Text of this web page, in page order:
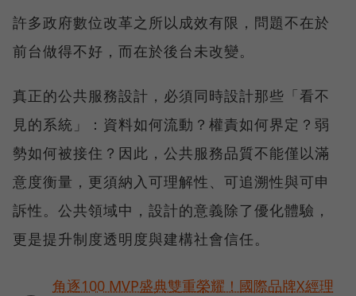
許多政府數位改革之所以成效有限，問題不在於
前台做得不好，而在於後台未改變。
真正的公共服務設計，必須同時設計那些「看不
見的系統」：資料如何流動？權責如何界定？弱
勢如何被接住？因此，公共服務品質不能僅以滿
意度衡量，更須納入可理解性、可追溯性與可申
訴性。公共領域中，設計的意義除了優化體驗，
更是提升制度透明度與建構社會信任。
角逐100 MVP盛典雙重榮耀！國際品牌X經理